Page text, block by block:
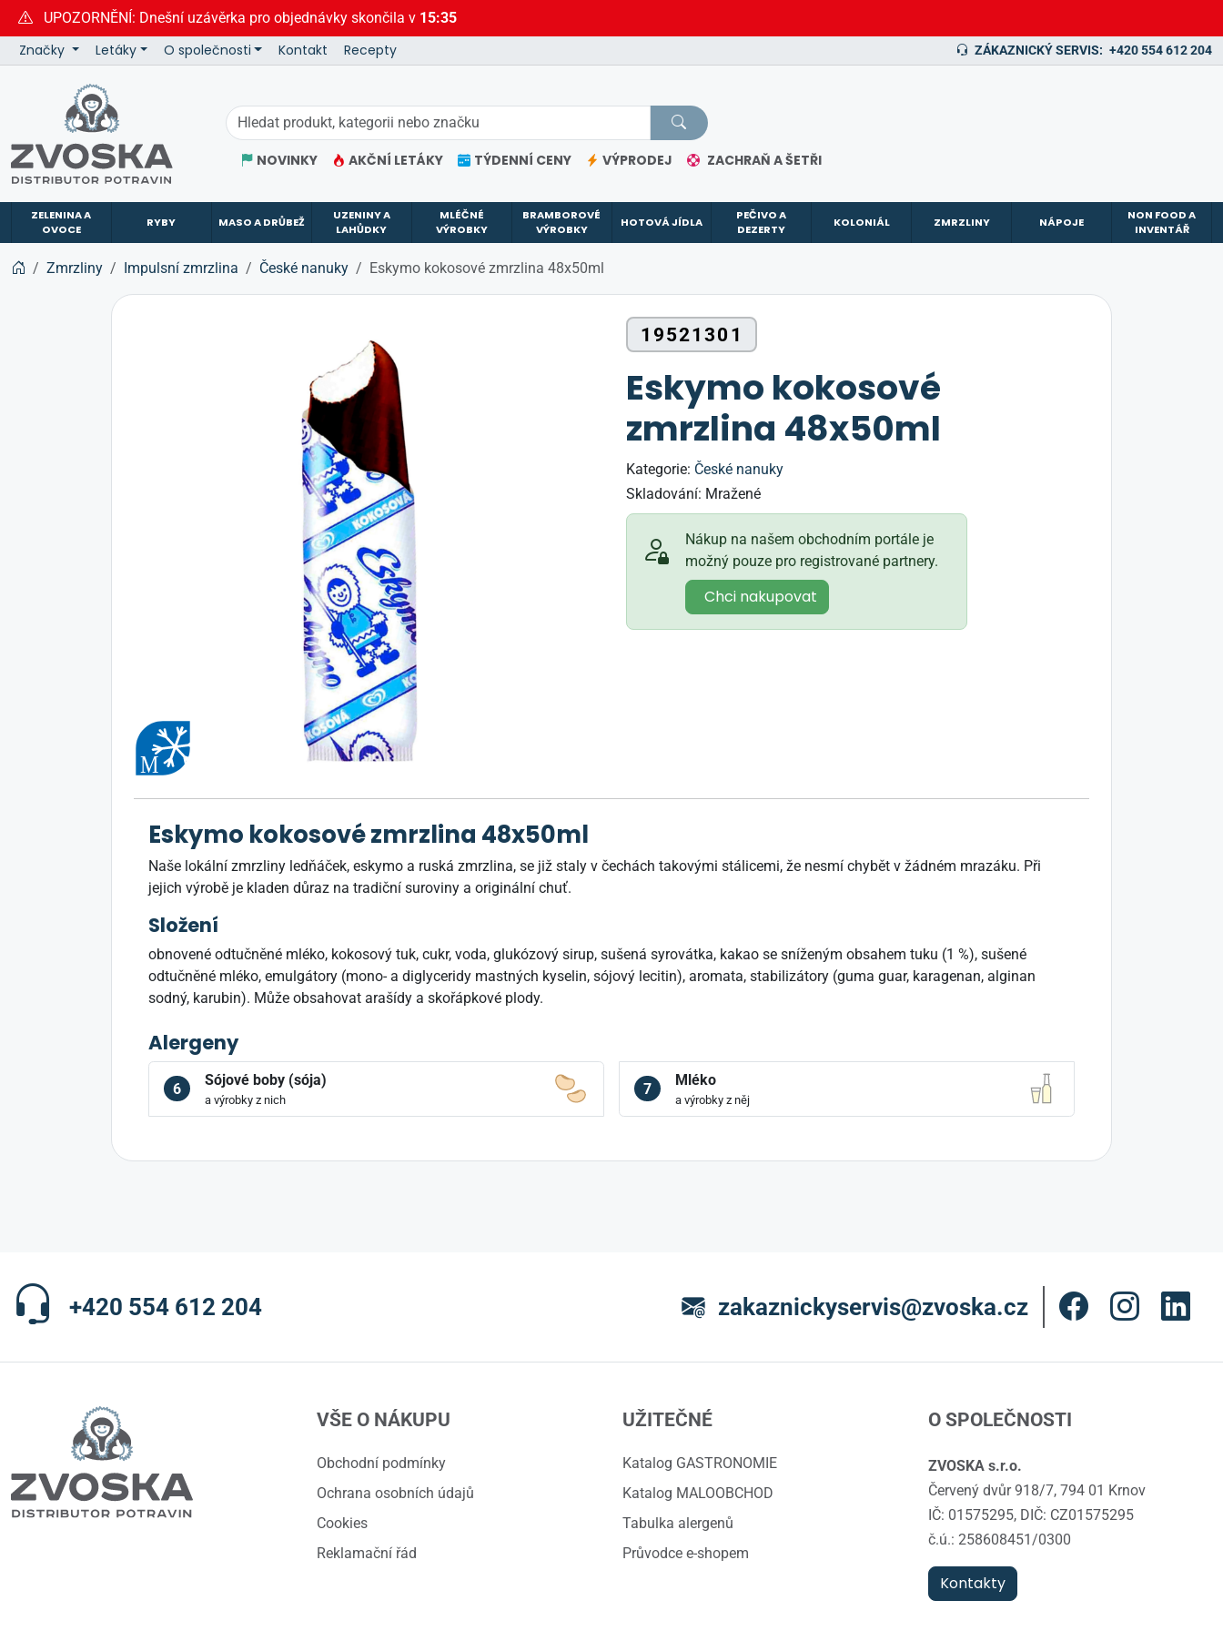
UPOZORNĚNÍ: Dnešní uzávěrka pro objednávky skončila v 15:35
Značky Letáky O společnosti Kontakt Recepty ZÁKAZNICKÝ SERVIS: +420 554 612 204
NOVINKY AKČNÍ LETÁKY TÝDENNÍ CENY VÝPRODEJ ZACHRAŇ A ŠETŘI
ZELENINA A
OVOCE
RYBY MASO A DRŮBEŽ
UZENINY A
LAHŮDKY
MLÉČNÉ
VÝROBKY
BRAMBOROVÉ
VÝROBKY
HOTOVÁ JÍDLA
PEČIVO A
DEZERTY
KOLONIÁL ZMRZLINY NÁPOJE
NON FOOD A
INVENTÁŘ
Zmrzliny Impulsní zmrzlina České nanuky Eskymo kokosové zmrzlina 48x50ml
19521301
Eskymo kokosové
zmrzlina 48x50ml
Kategorie: České nanuky
Skladování: Mražené
Nákup na našem obchodním portále je
možný pouze pro registrované partnery.
Chci nakupovat
Eskymo kokosové zmrzlina 48x50ml
Naše lokální zmrzliny ledňáček, eskymo a ruská zmrzlina, se již staly v čechách takovými stálicemi, že nesmí chybět v žádném mrazáku. Při
jejich výrobě je kladen důraz na tradiční suroviny a originální chuť.
Složení
obnovené odtučněné mléko, kokosový tuk, cukr, voda, glukózový sirup, sušená syrovátka, kakao se sníženým obsahem tuku (1 %), sušené
odtučněné mléko, emulgátory (mono- a diglyceridy mastných kyselin, sójový lecitin), aromata, stabilizátory (guma guar, karagenan, alginan
sodný, karubin). Může obsahovat arašídy a skořápkové plody.
Alergeny
6
Sójové boby (sója)
a výrobky z nich
7
Mléko
a výrobky z něj
+420 554 612 204 zakaznickyservis@zvoska.cz
VŠE O NÁKUPU
Obchodní podmínky
Ochrana osobních údajů
Cookies
Reklamační řád
UŽITEČNÉ
Katalog GASTRONOMIE
Katalog MALOOBCHOD
Tabulka alergenů
Průvodce e-shopem
O SPOLEČNOSTI
ZVOSKA s.r.o.
Červený dvůr 918/7, 794 01 Krnov
IČ: 01575295, DIČ: CZ01575295
č.ú.: 258608451/0300
Kontakty